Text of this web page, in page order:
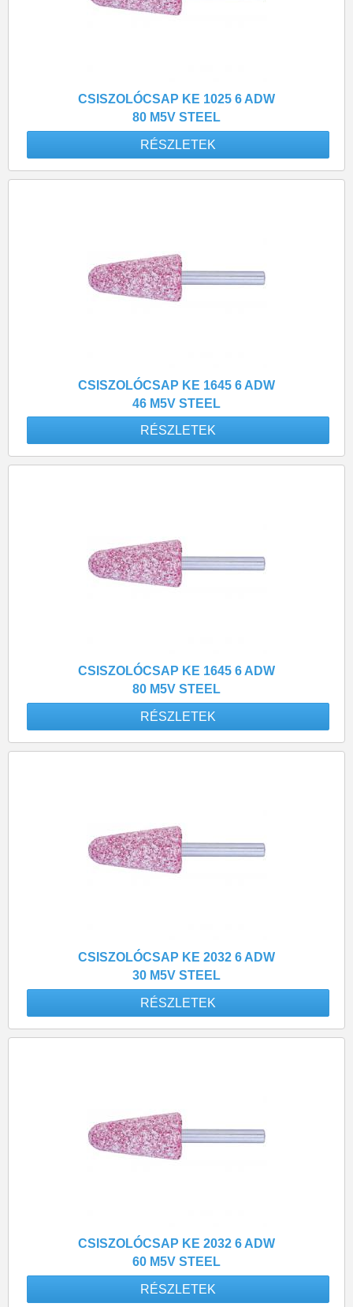
CSISZOLÓCSAP KE 1025 6 ADW
80 M5V STEEL
RÉSZLETEK
CSISZOLÓCSAP KE 1645 6 ADW
46 M5V STEEL
RÉSZLETEK
CSISZOLÓCSAP KE 1645 6 ADW
80 M5V STEEL
RÉSZLETEK
CSISZOLÓCSAP KE 2032 6 ADW
30 M5V STEEL
RÉSZLETEK
CSISZOLÓCSAP KE 2032 6 ADW
60 M5V STEEL
RÉSZLETEK